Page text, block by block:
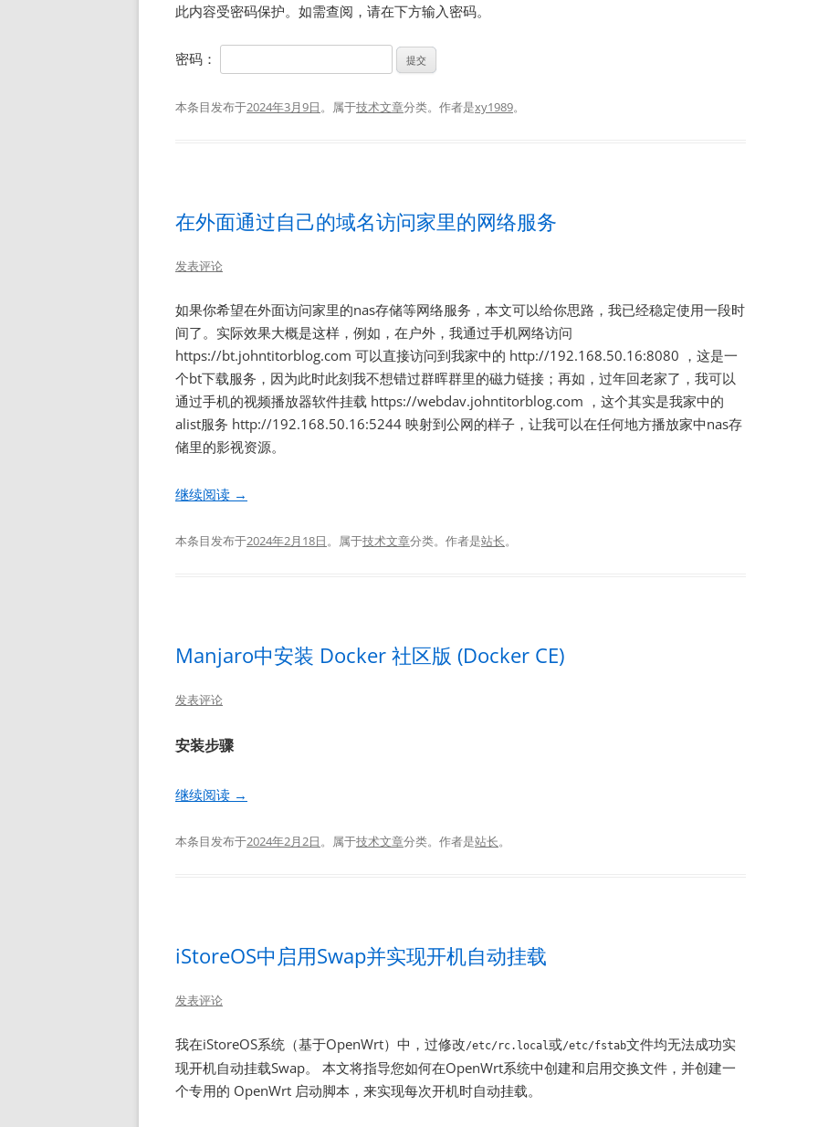
此内容受密码保护。如需查阅，请在下方输入密码。
密码：
本条目发布于2024年3月9日。属于技术文章分类。 作者是xy1989。
在外面通过自己的域名访问家里的网络服务
发表评论
如果你希望在外面访问家里的nas存储等网络服务，本文可以给你思路，我已经稳定使用一段时
间了。实际效果大概是这样，例如，在户外，我通过手机网络访问
https://bt.johntitorblog.com 可以直接访问到我家中的 http://192.168.50.16:8080 ，这是一
个bt下载服务，因为此时此刻我不想错过群晖群里的磁力链接；再如，过年回老家了，我可以
通过手机的视频播放器软件挂载 https://webdav.johntitorblog.com ，这个其实是我家中的
alist服务 http://192.168.50.16:5244 映射到公网的样子，让我可以在任何地方播放家中nas存
储里的影视资源。
继续阅读 →
本条目发布于2024年2月18日。属于技术文章分类。 作者是站长。
Manjaro中安装 Docker 社区版 (Docker CE)
发表评论
安装步骤
继续阅读 →
本条目发布于2024年2月2日。属于技术文章分类。 作者是站长。
iStoreOS中启用Swap并实现开机自动挂载
发表评论
我在iStoreOS系统（基于OpenWrt）中，过修改/etc/rc.local 或/etc/fstab文件均无法成功实
现开机自动挂载Swap。 本文将指导您如何在OpenWrt系统中创建和启用交换文件，并创建一
个专用的 OpenWrt 启动脚本，来实现每次开机时自动挂载。